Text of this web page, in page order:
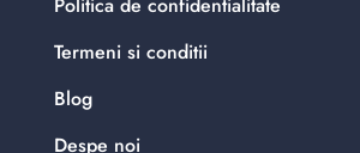
Politica de confidentialitate
Termeni si conditii
Blog
Despe noi